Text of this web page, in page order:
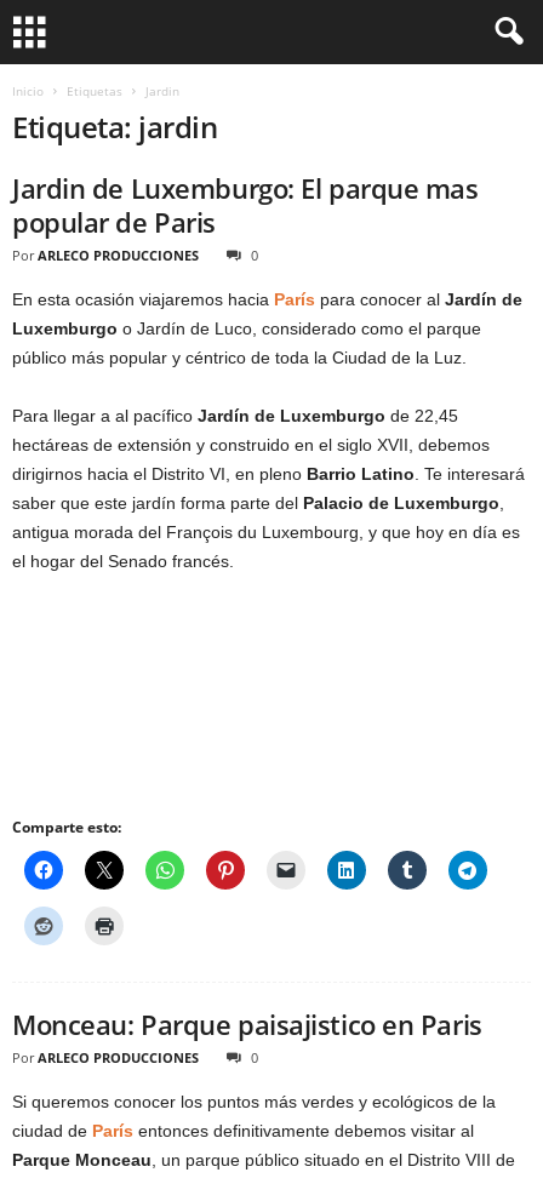
Inicio Etiquetas Jardin
Etiqueta: jardin
Jardin de Luxemburgo: El parque mas
popular de Paris
Por ARLECO PRODUCCIONES 0
En esta ocasión viajaremos hacia París para conocer al Jardín de
Luxemburgo o Jardín de Luco, considerado como el parque
público más popular y céntrico de toda la Ciudad de la Luz.
Para llegar a al pacífico Jardín de Luxemburgo de 22,45
hectáreas de extensión y construido en el siglo XVII, debemos
dirigirnos hacia el Distrito VI, en pleno Barrio Latino . Te interesará
saber que este jardín forma parte del Palacio de Luxemburgo
antigua morada del François du Luxembourg, y que hoy en día es
el hogar del Senado francés.
Comparte esto:
Monceau: Parque paisajistico en Paris
Por ARLECO PRODUCCIONES 0
Si queremos conocer los puntos más verdes y ecológicos de la
ciudad de París entonces definitivamente debemos visitar al
Parque Monceau , un parque público situado en el Distrito VIII de